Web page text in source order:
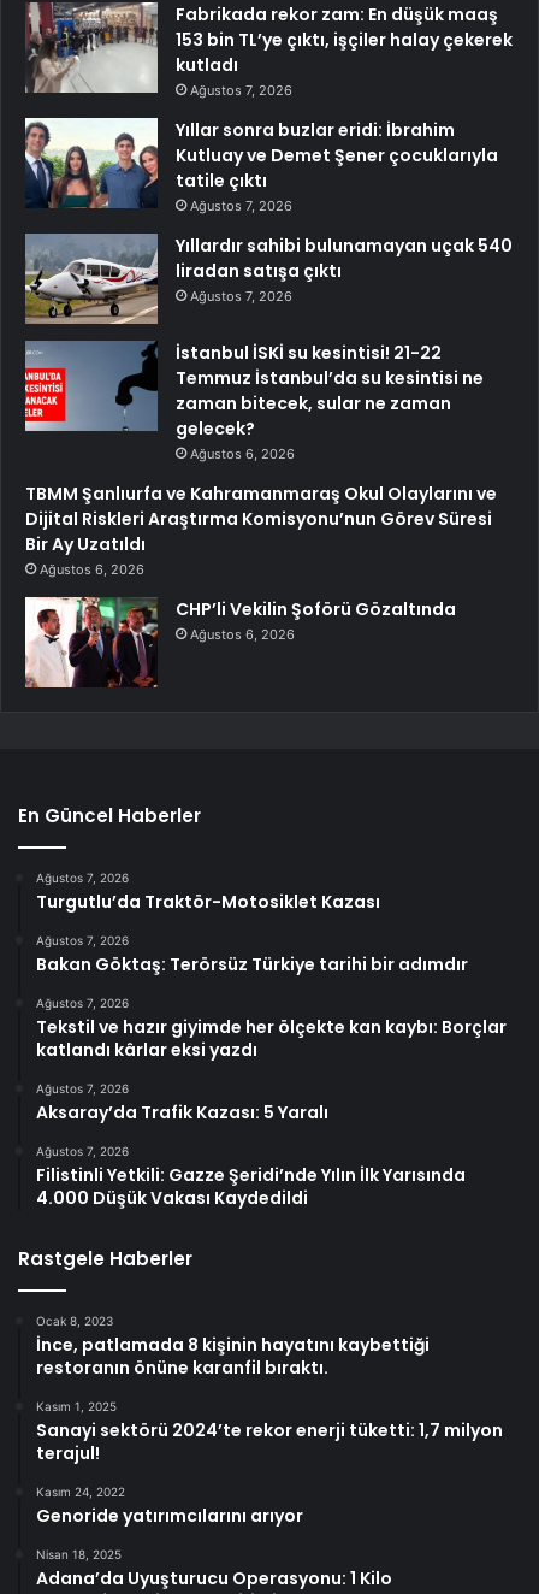
Fabrikada rekor zam: En düşük maaş
153 bin TL’ye çıktı, işçiler halay çekerek
kutladı
Ağustos 7, 2026
Yıllar sonra buzlar eridi: İbrahim
Kutluay ve Demet Şener çocuklarıyla
tatile çıktı
Ağustos 7, 2026
Yıllardır sahibi bulunamayan uçak 540
liradan satışa çıktı
Ağustos 7, 2026
İstanbul İSKİ su kesintisi! 21-22
Temmuz İstanbul’da su kesintisi ne
zaman bitecek, sular ne zaman
gelecek?
Ağustos 6, 2026
TBMM Şanlıurfa ve Kahramanmaraş Okul Olaylarını ve
Dijital Riskleri Araştırma Komisyonu’nun Görev Süresi
Bir Ay Uzatıldı
Ağustos 6, 2026
CHP’li Vekilin Şoförü Gözaltında
Ağustos 6, 2026
En Güncel Haberler
Ağustos 7, 2026
Turgutlu’da Traktör-Motosiklet Kazası
Ağustos 7, 2026
Bakan Göktaş: Terörsüz Türkiye tarihi bir adımdır
Ağustos 7, 2026
Tekstil ve hazır giyimde her ölçekte kan kaybı: Borçlar
katlandı kârlar eksi yazdı
Ağustos 7, 2026
Aksaray’da Trafik Kazası: 5 Yaralı
Ağustos 7, 2026
Filistinli Yetkili: Gazze Şeridi’nde Yılın İlk Yarısında
4.000 Düşük Vakası Kaydedildi
Rastgele Haberler
Ocak 8, 2023
İnce, patlamada 8 kişinin hayatını kaybettiği
restoranın önüne karanfil bıraktı.
Kasım 1, 2025
Sanayi sektörü 2024’te rekor enerji tüketti: 1,7 milyon
terajul!
Kasım 24, 2022
Genoride yatırımcılarını arıyor
Nisan 18, 2025
Adana’da Uyuşturucu Operasyonu: 1 Kilo